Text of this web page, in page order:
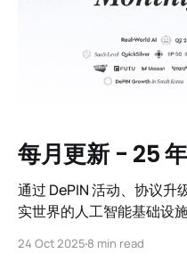
每月更新 - 25
通过 DePIN 活动、协议升
实世界的人工智能基础设
24 Oct 2025 8 min read